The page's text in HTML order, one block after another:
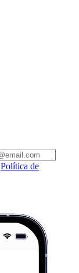
Política de